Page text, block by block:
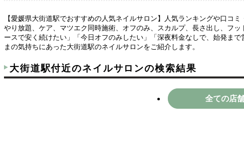
【愛媛県大街道駅でおすすめの人気ネイルサロン】人気ランキングや口コ
やり放題、ケア、マツエク同時施術、オフのみ、スカルプ、長さ出し、フ
ースで安く続けたい」「今日オフのみしたい」「深夜料金なしで、始発ま
まの気持ちにあった大街道駅のネイルサロンをご紹介します。
大街道駅付近のネイルサロンの検索結果
全ての店